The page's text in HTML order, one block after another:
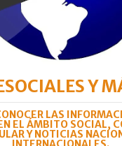
Y
LAS
EL ÁMBITO SOCIAL,
Y NOTICIAS